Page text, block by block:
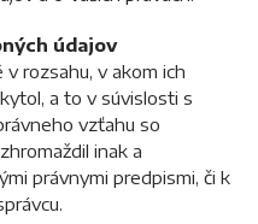
údajov
rozsahu, v akom ich
a to v súvislosti s
vzťahu so
inak a
právnymi predpismi, či k